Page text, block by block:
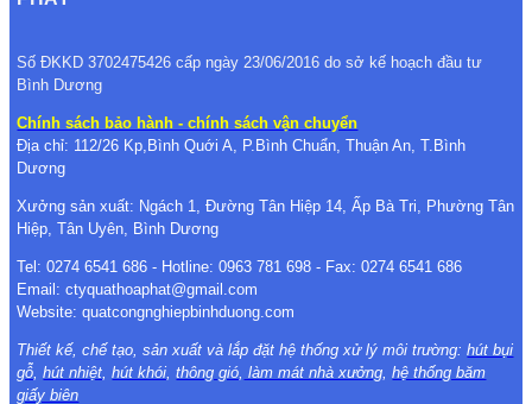
Số ĐKKD 3702475426 cấp ngày 23/06/2016 do sở kế hoạch đầu tư
Bình Dương
Chính sách bảo hành - chính sách vận chuyển
Địa chỉ: 112/26 Kp,Bình Quới A, P.Bình Chuẩn, Thuận An, T.Bình
Dương
Xưởng sản xuất: Ngách 1, Đường Tân Hiệp 14, Ấp Bà Tri, Phường Tân
Hiệp, Tân Uyên, Bình Dương
Tel: 0274 6541 686 - Hotline: 0963 781 698 - Fax: 0274 6541 686
Email: ctyquathoaphat@gmail.com
Website: quatcongnghiepbinhduong.com
Thiết kế, chế tạo, sản xuất và lắp đặt hệ thống xử lý môi trường:hút bụi
gỗ,hút nhiệt,hút khói,thông gió, làm mát nhà xưởng,hệ thống băm
giấy biên